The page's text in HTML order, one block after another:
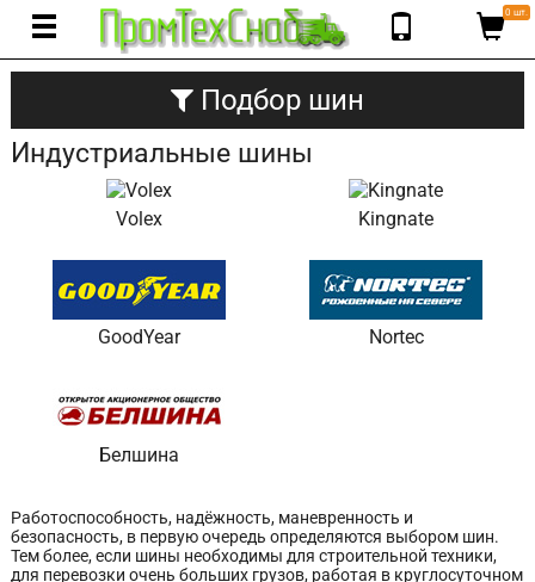
0 шт.
Подбор шин
Индустриальные шины
Volex Kingnate
GoodYear Nortec
Белшина
Работоспособность, надёжность, маневренность и
безопасность, в первую очередь определяются выбором шин.
Тем более, если шины необходимы для строительной техники,
для перевозки очень больших грузов, работая в круглосуточном